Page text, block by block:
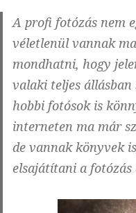
A profi fotózás nem
véletlenül vannak
mondhatni, hogy
valaki teljes
hobbi fotósok is
interneten ma már
de vannak könyvek
elsajátítani a fotózás